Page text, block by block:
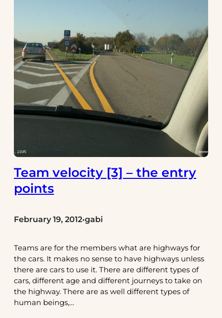
Team velocity [3] – the entry
points
February 19, 2012•gabi
Teams are for the members what are highways for
the cars. It makes no sense to have highways unless
there are cars to use it. There are different types of
cars, different age and different journeys to take on
the highway. There are as well different types of
human beings,…